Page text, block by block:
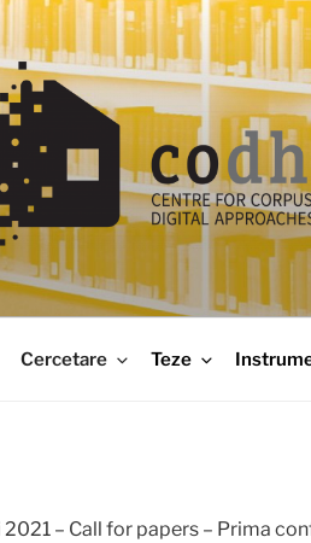
Cercetare Teze
2021 – Call for papers – Prima